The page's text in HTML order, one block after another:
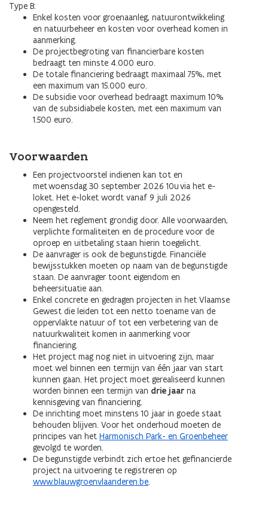
Type B:
Enkel kosten voor groenaanleg, natuurontwikkeling
en natuurbeheer en kosten voor overhead komen in
aanmerking.
De projectbegroting van financierbare kosten
bedraagt ten minste 4.000 euro.
De totale financiering bedraagt maximaal 75%, met
een maximum van 15.000 euro.
De subsidie voor overhead bedraagt maximum 10%
van de subsidiabele kosten, met een maximum van
1.500 euro.
Voorwaarden
Een projectvoorstel indienen kan tot en
met woensdag 30 september 2026 10u via het e-
loket. Het e-loket wordt vanaf 9 juli 2026
opengesteld.
Neem het reglement grondig door. Alle voorwaarden,
verplichte formaliteiten en de procedure voor de
oproep en uitbetaling staan hierin toegelicht.
De aanvrager is ook de begunstigde. Financiële
bewijsstukken moeten op naam van de begunstigde
staan. De aanvrager toont eigendom en
beheersituatie aan.
Enkel concrete en gedragen projecten in het Vlaamse
Gewest die leiden tot een netto toename van de
oppervlakte natuur of tot een verbetering van de
natuurkwaliteit komen in aanmerking voor
financiering.
Het project mag nog niet in uitvoering zijn, maar
moet wel binnen een termijn van één jaar van start
kunnen gaan. Het project moet gerealiseerd kunnen
worden binnen een termijn van drie jaar na
kennisgeving van financiering.
De inrichting moet minstens 10 jaar in goede staat
behouden blijven. Voor het onderhoud moeten de
principes van het Harmonisch Park- en Groenbeheer
gevolgd te worden.
De begunstigde verbindt zich ertoe het gefinancierde
project na uitvoering te registreren op
www.blauwgroenvlaanderen.be.